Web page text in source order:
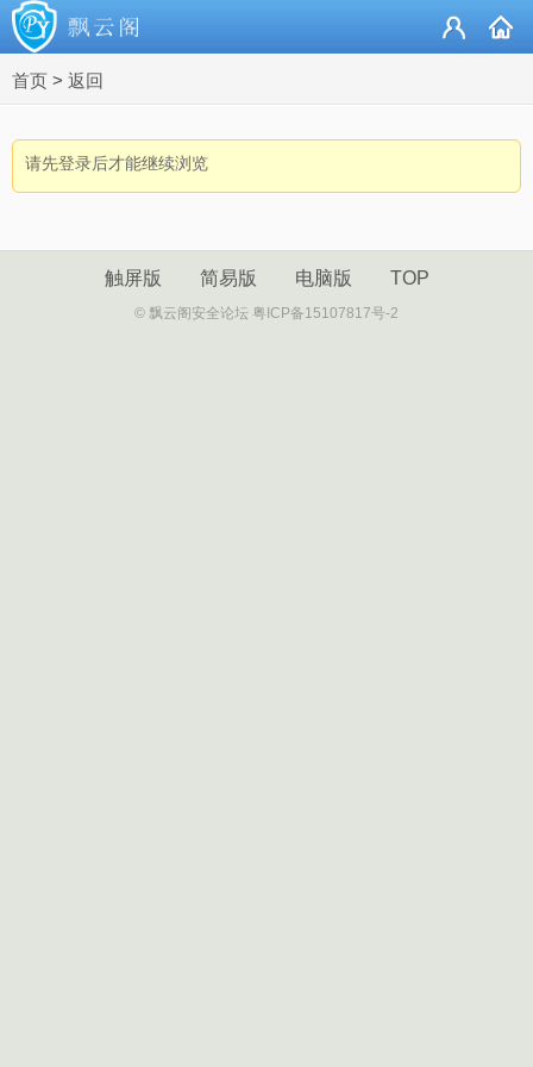
首页 > 返回
请先登录后才能继续浏览
触屏版 简易版 电脑版 TOP
© 飘云阁安全论坛 粤ICP备15107817号-2